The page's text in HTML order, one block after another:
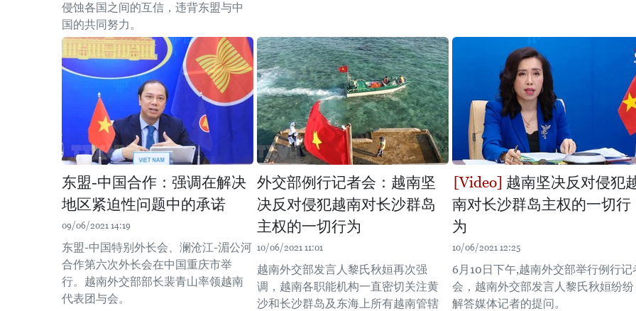
侵蚀各国之间的互信，违背东盟与中
国的共同努力。
东盟-中国合作：强调在解决
地区紧迫性问题中的承诺
09/06/2021 14:19
东盟-中国特别外长会、澜沧江-湄公河
合作第六次外长会在中国重庆市举
行。越南外交部部长裴青山率领越南
代表团与会。
外交部例行记者会：越南坚
决反对侵犯越南对长沙群岛
主权的一切行为
10/06/2021 11:01
越南外交部发言人黎氏秋姮再次强
调，越南各职能机构一直密切关注黄
沙和长沙群岛及东海上所有越南管辖
越南坚决反对侵犯
南对长沙群岛主权的一切行
为
10/06/2021 12:25
6月10日下午,越南外交部举行例行记
会，越南外交部发言人黎氏秋姮纷纷
解答媒体记者的提问。